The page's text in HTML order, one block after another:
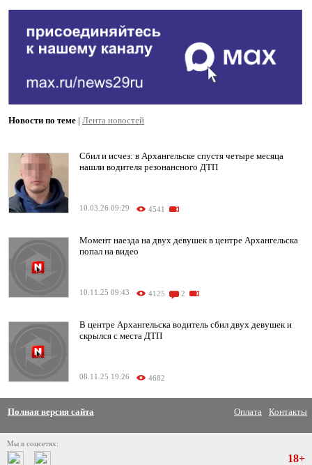
Новости по теме | Лента новостей
Сбил и исчез: в Архангельске спустя четыре месяца
нашли водителя резонансного ДТП
10.03.26 09:29 4541
Момент наезда на двух девушек в центре Архангельска
попал на видео
10.11.25 09:43 4125 2
В центре Архангельска водитель сбил двух девушек и
скрылся с места ДТП
08.11.25 19:26 4682
Полная версия сайта Оплата Контакты
Мы в соцсетях:
18+